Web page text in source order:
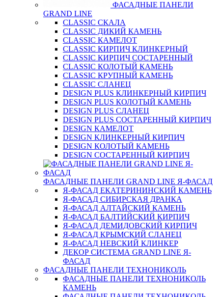
ФАСАДНЫЕ ПАНЕЛИ
GRAND LINE
CLASSIC СКАЛА
CLASSIC ДИКИЙ КАМЕНЬ
CLASSIC КАМЕЛОТ
CLASSIC КИРПИЧ КЛИНКЕРНЫЙ
CLASSIC КИРПИЧ СОСТАРЕННЫЙ
CLASSIC КОЛОТЫЙ КАМЕНЬ
CLASSIC КРУПНЫЙ КАМЕНЬ
CLASSIC СЛАНЕЦ
DESIGN PLUS КЛИНКЕРНЫЙ КИРПИЧ
DESIGN PLUS КОЛОТЫЙ КАМЕНЬ
DESIGN PLUS СЛАНЕЦ
DESIGN PLUS СОСТАРЕННЫЙ КИРПИЧ
DESIGN КАМЕЛОТ
DESIGN КЛИНКЕРНЫЙ КИРПИЧ
DESIGN КОЛОТЫЙ КАМЕНЬ
DESIGN СОСТАРЕННЫЙ КИРПИЧ
ФАСАДНЫЕ ПАНЕЛИ GRAND LINE Я-ФАСАД
Я-ФАСАД ЕКАТЕРИНИНСКИЙ КАМЕНЬ
Я-ФАСАД СИБИРСКАЯ ДРАНКА
Я-ФАСАД АЛТАЙСКИЙ КАМЕНЬ
Я-ФАСАД БАЛТИЙСКИЙ КИРПИЧ
Я-ФАСАД ДЕМИДОВСКИЙ КИРПИЧ
Я-ФАСАД КРЫМСКИЙ СЛАНЕЦ
Я-ФАСАД НЕВСКИЙ КЛИНКЕР
ДЕКОР СИСТЕМА GRAND LINE Я-
ФАСАД
ФАСАДНЫЕ ПАНЕЛИ ТЕХНОНИКОЛЬ
ФАСАДНЫЕ ПАНЕЛИ ТЕХНОНИКОЛЬ
КАМЕНЬ